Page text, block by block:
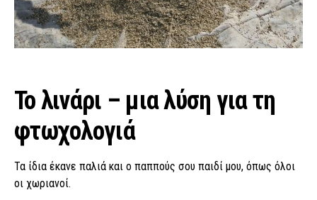
Το λινάρι – μια λύση για τη
φτωχολογιά
Τα ίδια έκανε παλιά και ο παππούς σου παιδί μου, όπως όλοι
οι χωριανοί.